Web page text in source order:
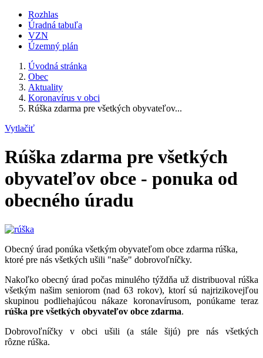
Rozhlas
Úradná tabuľa
VZN
Územný plán
Úvodná stránka
Obec
Aktuality
Koronavírus v obci
Rúška zdarma pre všetkých obyvateľov...
Vytlačiť
Rúška zdarma pre všetkých
obyvateľov obce - ponuka od
obecného úradu
Obecný úrad ponúka všetkým obyvateľom obce zdarma rúška,
ktoré pre nás všetkých ušili "naše" dobrovoľníčky.
Nakoľko obecný úrad počas minulého týždňa už distribuoval rúška
všetkým našim seniorom (nad 63 rokov), ktorí sú najrizikovejľou
skupinou podliehajúcou nákaze koronavírusom, ponúkame teraz
rúška pre všetkých obyvateľov obce zdarma.
Dobrovoľníčky v obci ušili (a stále šijú) pre nás všetkých
rôzne rúška.